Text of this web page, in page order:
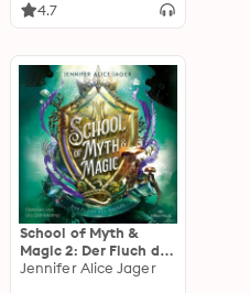
4.7
School of Myth &
Magic 2: Der Fluch der
Meere
Jennifer Alice Jager